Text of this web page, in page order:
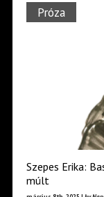
Próza
Szepes Erika:
múlt